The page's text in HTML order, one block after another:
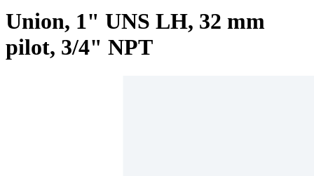
Union, 1" UNS LH, 32 mm
pilot, 3/4" NPT